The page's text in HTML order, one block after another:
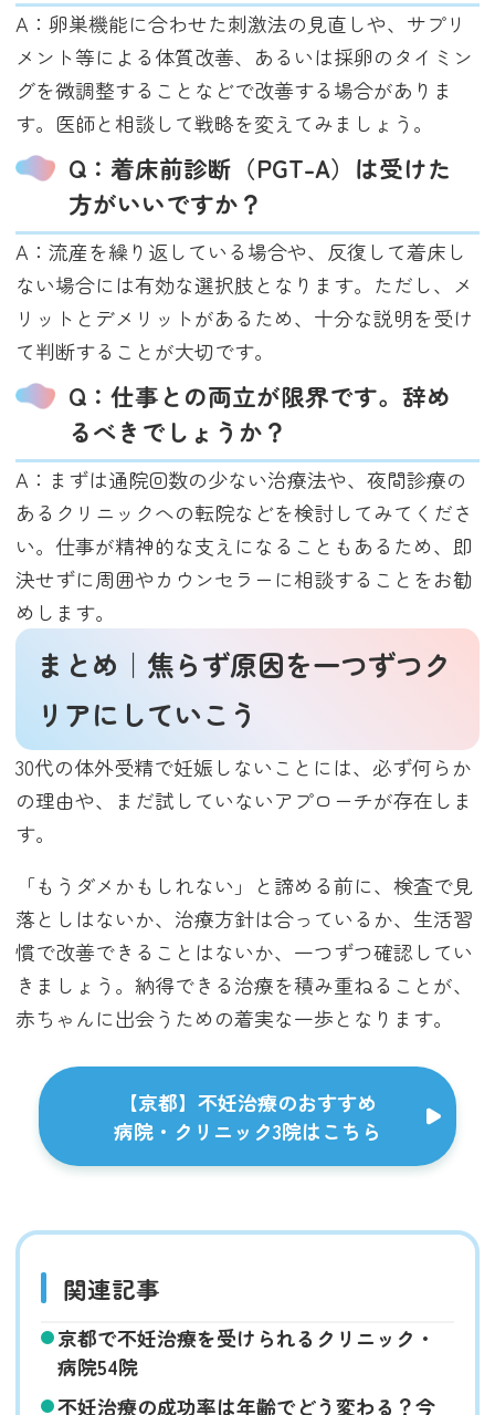
A：卵巣機能に合わせた刺激法の見直しや、サプリ
メント等による体質改善、あるいは採卵のタイミン
グを微調整することなどで改善する場合がありま
す。医師と相談して戦略を変えてみましょう。
Q：着床前診断（PGT-A）は受けた
方がいいですか？
A：流産を繰り返している場合や、反復して着床し
ない場合には有効な選択肢となります。ただし、メ
リットとデメリットがあるため、十分な説明を受け
て判断することが大切です。
Q：仕事との両立が限界です。辞め
るべきでしょうか？
A：まずは通院回数の少ない治療法や、夜間診療の
あるクリニックへの転院などを検討してみてくださ
い。仕事が精神的な支えになることもあるため、即
決せずに周囲やカウンセラーに相談することをお勧
めします。
まとめ｜焦らず原因を一つずつク
リアにしていこう
30代の体外受精で妊娠しないことには、必ず何らか
の理由や、まだ試していないアプローチが存在しま
す。
「もうダメかもしれない」と諦める前に、検査で見
落としはないか、治療方針は合っているか、生活習
慣で改善できることはないか、一つずつ確認してい
きましょう。納得できる治療を積み重ねることが、
赤ちゃんに出会うための着実な一歩となります。
【京都】不妊治療のおすすめ
病院・クリニック3院はこちら
関連記事
京都で不妊治療を受けられるクリニック・
病院54院
不妊治療の成功率は年齢でどう変わる？今